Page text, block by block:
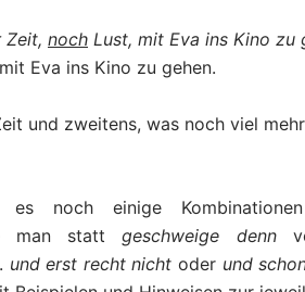
Zeit, noch Lust, mit Eva ins Kino zu
Eva ins Kino zu gehen.
und zweitens, was noch viel
es noch einige
man stattgeschweige denn
und erst recht nicht oder und